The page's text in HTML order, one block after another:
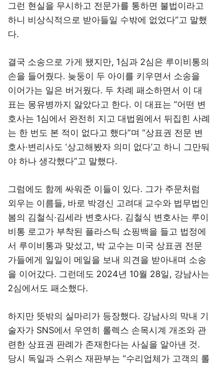
그런 현실을 무시하고 전문가를 통하면 불법이라고
하니 비상식적으로 받아들일 수밖에 없었다”고 말했
다.
결국 소송으로 가게 됐지만, 1심과 2심은 루이비통의
손을 들어줬다. 늦둥이 두 아이를 키우면서 소송을
이어가는 일은 버거웠다. 두 차례 패소하면서 이 대
표는 몽유병까지 앓았다고 한다. 이 대표는 “어떤 변
호사는 1심에서 완전히 지고 대법원에서 뒤집힌 사례
는 한 번도 본 적이 없다고 했다”며 “상표권 전문 변
호사·변리사도 ‘상고해봤자 의미 없다’고 하니 그만둬
야 하나 생각했다”고 말했다.
그럼에도 함께 싸워준 이들이 있다. 그가 주문처럼
외우는 이름들, 바로 박경신 고려대 교수와 법무법인
봄의 김철식·김세라 변호사다. 김철식 변호사는 루이
비통 로고가 부착된 플라스틱 쇼핑백을 들고 법정에
서 루이비통과 맞섰고, 박 교수는 미국 상표권 전문
가들에게 일일이 메일을 보내 의견을 받아내며 소송
을 이어갔다. 그런데도 2024년 10월 28일, 강남사는
2심에서도 패소했다.
하지만 뜻밖의 실마리가 등장했다. 강남사의 막내 기
술자가 SNS에서 우연히 롤렉스 손목시계 개조와 관
련한 상표권 판례가 존재한다는 사실을 알아낸 것.
당시 독일과 스위스 재판부는 “수리업체가 고객의 롤